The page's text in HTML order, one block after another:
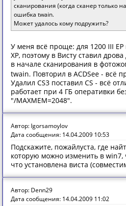
сканирования (когда сканер только
ошибка twain.
Может удалось кому подружить?
У меня всё проще: для 1200 III EP
XP, поэтому в Висту ставил
в начале сканирования в
twain. Повторил в ACDSee - всё
Удалил CS3 поставил CS - всё
работает при 4 ГБ оперативки
"/MAXMEM=2048".
Автор: Igorsamoylov
Дата сообщения: 14.04.2009 10:53
Подскажите, пожайлуста, где
которую можно изменить в win7,
что установлена виста
Автор: Denn29
Дата сообщения: 14.04.2009 11:02